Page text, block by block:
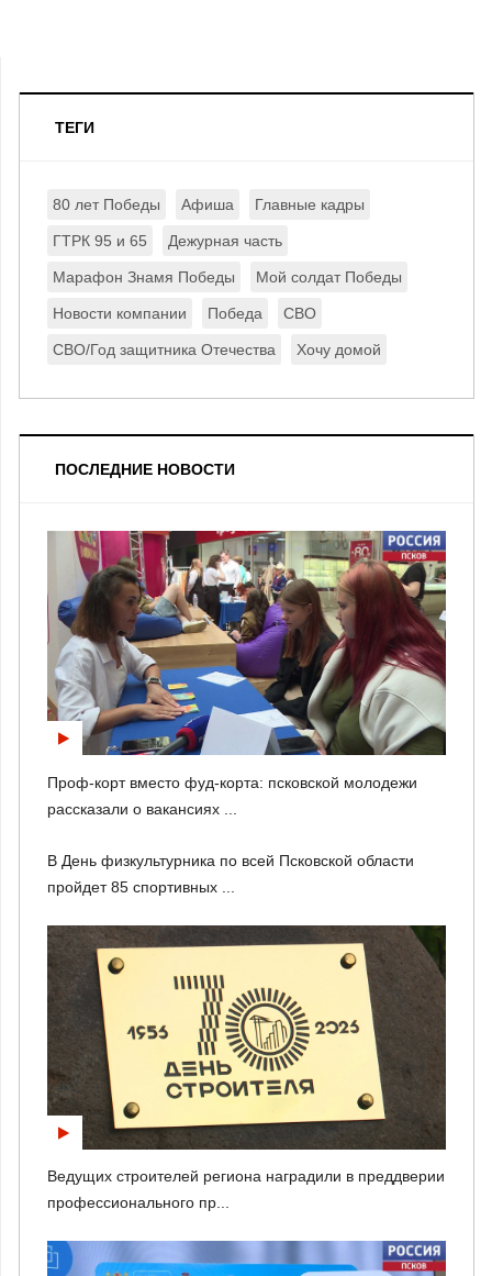
ТЕГИ
80 лет Победы Афиша Главные кадры
ГТРК 95 и 65 Дежурная часть
Марафон Знамя Победы Мой солдат Победы
Новости компании Победа СВО
СВО/Год защитника Отечества Хочу домой
ПОСЛЕДНИЕ НОВОСТИ
Проф-корт вместо фуд-корта: псковской молодежи
рассказали о вакансиях ...
В День физкультурника по всей Псковской области
пройдет 85 спортивных ...
Ведущих строителей региона наградили в преддверии
профессионального пр...